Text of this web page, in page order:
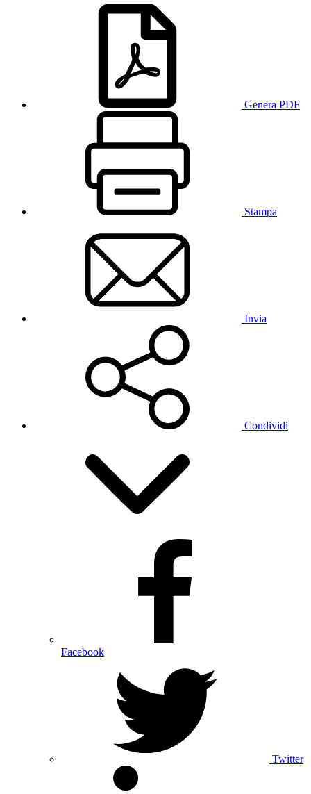
Genera PDF
Stampa
Invia
Condividi
Facebook
Twitter